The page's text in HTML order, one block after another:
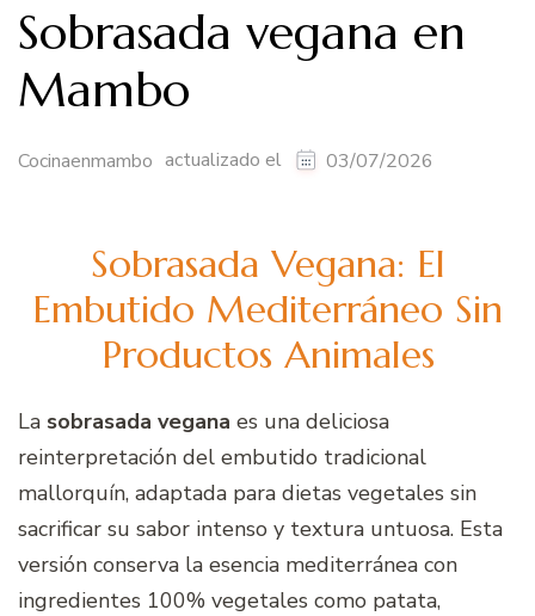
Sobrasada vegana en
Mambo
Cocinaenmambo actualizado el 03/07/2026
Sobrasada Vegana: El
Embutido Mediterráneo Sin
Productos Animales
La sobrasada vegana es una deliciosa
reinterpretación del embutido tradicional
mallorquín, adaptada para dietas vegetales sin
sacrificar su sabor intenso y textura untuosa. Esta
versión conserva la esencia mediterránea con
ingredientes 100% vegetales como patata,